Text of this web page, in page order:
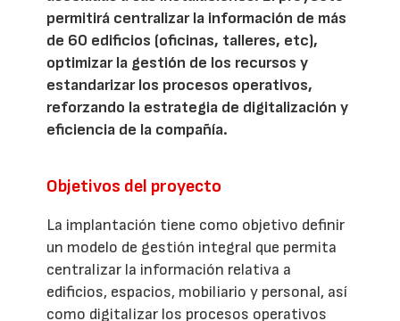
permitirá centralizar la información de más
de 60 edificios (oficinas, talleres, etc),
optimizar la gestión de los recursos y
estandarizar los procesos operativos,
reforzando la estrategia de digitalización y
eficiencia de la compañía.
Objetivos del proyecto
La implantación tiene como objetivo definir
un modelo de gestión integral que permita
centralizar la información relativa a
edificios, espacios, mobiliario y personal, así
como digitalizar los procesos operativos